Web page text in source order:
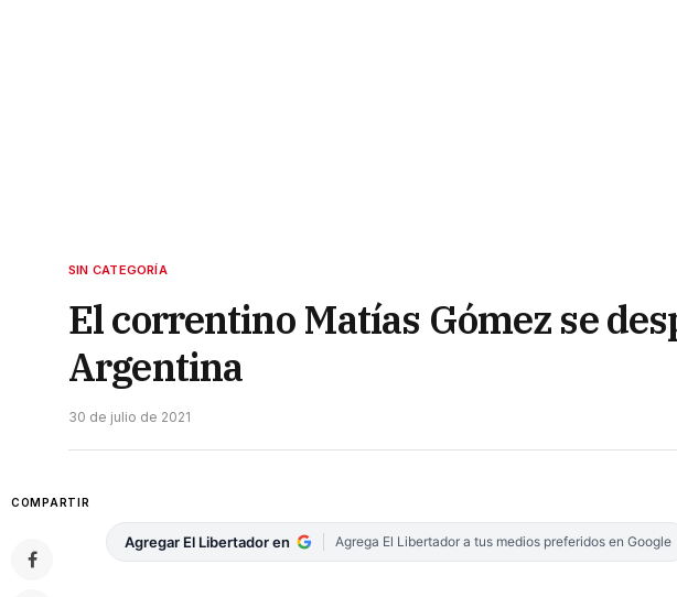
SIN CATEGORÍA
El correntino Matías Gómez se
Argentina
30 de julio de 2021
COMPARTIR
Agregar El Libertador en Agrega El Libertador a tus medios preferidos en Google